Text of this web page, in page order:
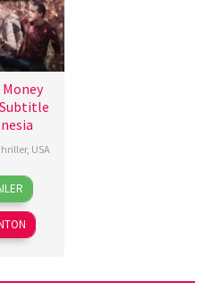
, USA
14
Oct
2017
Lucky
McKee